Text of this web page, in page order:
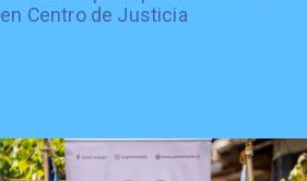
en Centro de Justicia